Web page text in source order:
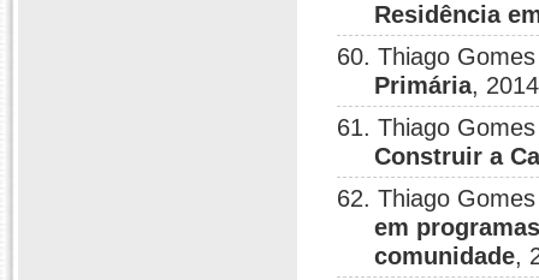
Residência
60. Thiago
Primária,
61. Thiago
Construir a
62. Thiago
em
comunidade,